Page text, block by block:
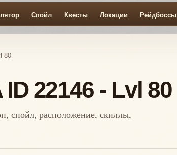
Спойл Квесты Локации Рейдбоссы
80
22146 - Lvl 80
спойл, расположение, скиллы,